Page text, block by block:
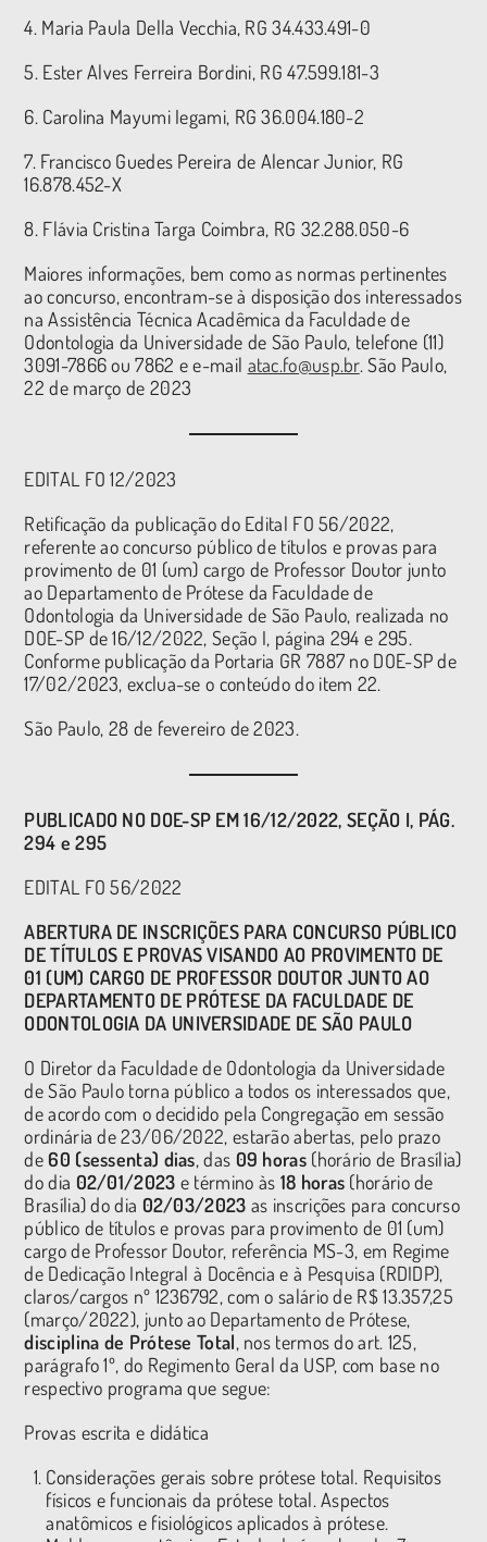
4. Maria Paula Della Vecchia, RG 34.433.491-0
5. Ester Alves Ferreira Bordini, RG 47.599.181-3
6. Carolina Mayumi Iegami, RG 36.004.180-2
7. Francisco Guedes Pereira de Alencar Junior, RG
16.878.452-X
8. Flávia Cristina Targa Coimbra, RG 32.288.050-6
Maiores informações, bem como as normas pertinentes
ao concurso, encontram-se à disposição dos interessados
na Assistência Técnica Acadêmica da Faculdade de
Odontologia da Universidade de São Paulo, telefone (11)
3091-7866 ou 7862 e e-mail atac.fo@usp.br. São Paulo,
22 de março de 2023
EDITAL FO 12/2023
Retificação da publicação do Edital FO 56/2022,
referente ao concurso público de títulos e provas para
provimento de 01 (um) cargo de Professor Doutor junto
ao Departamento de Prótese da Faculdade de
Odontologia da Universidade de São Paulo, realizada no
DOE-SP de 16/12/2022, Seção I, página 294 e 295.
Conforme publicação da Portaria GR 7887 no DOE-SP de
17/02/2023, exclua-se o conteúdo do item 22.
São Paulo, 28 de fevereiro de 2023.
PUBLICADO NO DOE-SP EM 16/12/2022, SEÇÃO I, PÁG.
294 e 295
EDITAL FO 56/2022
ABERTURA DE INSCRIÇÕES PARA CONCURSO PÚBLICO
DE TÍTULOS E PROVAS VISANDO AO PROVIMENTO DE
01 (UM) CARGO DE PROFESSOR DOUTOR JUNTO AO
DEPARTAMENTO DE PRÓTESE DA FACULDADE DE
ODONTOLOGIA DA UNIVERSIDADE DE SÃO PAULO
O Diretor da Faculdade de Odontologia da Universidade
de São Paulo torna público a todos os interessados que,
de acordo com o decidido pela Congregação em sessão
ordinária de 23/06/2022, estarão abertas, pelo prazo
de 60 (sessenta) dias, das 09 horas(horário de Brasília)
do dia 02/01/2023 e término às 18 horas (horário de
Brasília) do dia 02/03/2023 as inscrições para concurso
público de títulos e provas para provimento de 01 (um)
cargo de Professor Doutor, referência MS-3, em Regime
de Dedicação Integral à Docência e à Pesquisa (RDIDP),
claros/cargos nº 1236792, com o salário de R$ 13.357,25
(março/2022), junto ao Departamento de Prótese,
disciplina de Prótese Total, nos termos do art. 125,
parágrafo 1º, do Regimento Geral da USP, com base no
respectivo programa que segue:
Provas escrita e didática
Considerações gerais sobre prótese total. Requisitos
físicos e funcionais da prótese total. Aspectos
anatômicos e fisiológicos aplicados à prótese.